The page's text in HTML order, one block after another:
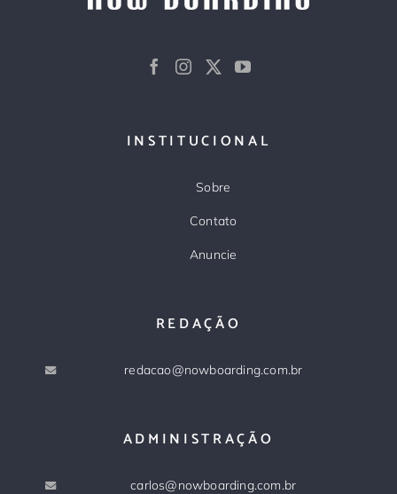
INSTITUCIONAL
Sobre
Contato
Anuncie
REDAÇÃO
redacao@nowboarding.com.br
ADMINISTRAÇÃO
carlos@nowboarding.com.br